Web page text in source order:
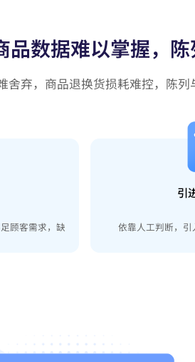
品数据难以掌握，
舍弃，商品退换货损耗难控，陈
顾客需求，缺
引
依靠人工判断，